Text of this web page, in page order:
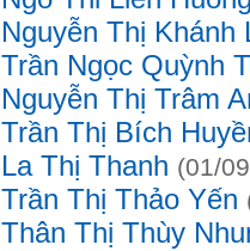
Nguyễn Thị Khánh
Trần Ngọc Quỳnh
Nguyễn Thị Trâm
Trần Thị Bích
La Thị Thanh (01/
Trần Thị Thảo Yến
Thân Thị Thùy